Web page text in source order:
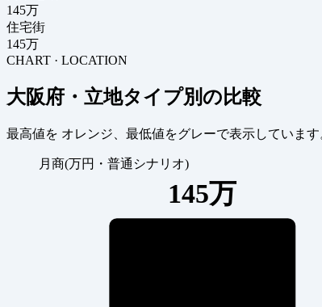
145万
住宅街
145万
CHART · LOCATION
大阪府・立地タイプ別の比較
最高値を オレンジ 、最低値をグレーで表示しています
月商(万円・普通シナリオ)
145万